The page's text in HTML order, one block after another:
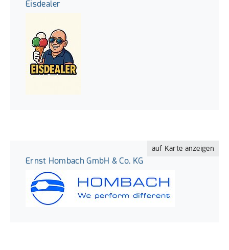
Eisdealer
auf Karte anzeigen
Ernst Hombach GmbH & Co. KG